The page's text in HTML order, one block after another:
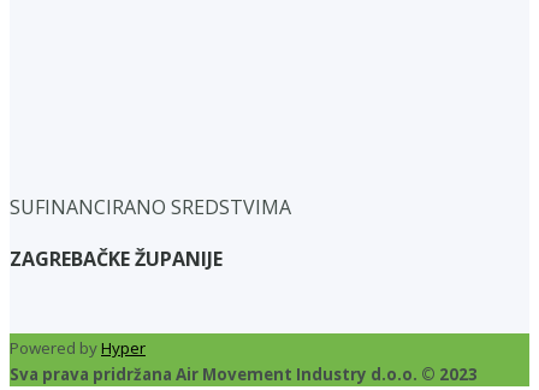
SUFINANCIRANO SREDSTVIMA
ZAGREBAČKE ŽUPANIJE
Powered byHyper
Sva prava pridržana Air Movement Industry d.o.o. © 2023